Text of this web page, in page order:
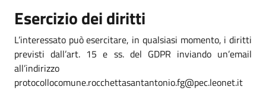
Esercizio dei diritti
L’interessato può esercitare, in qualsiasi momento, i diritti
previsti dall’art. 15 e ss. del GDPR inviando un’email
all’indirizzo
protocollocomune.rocchettasantantonio.fg@pec.leonet.it